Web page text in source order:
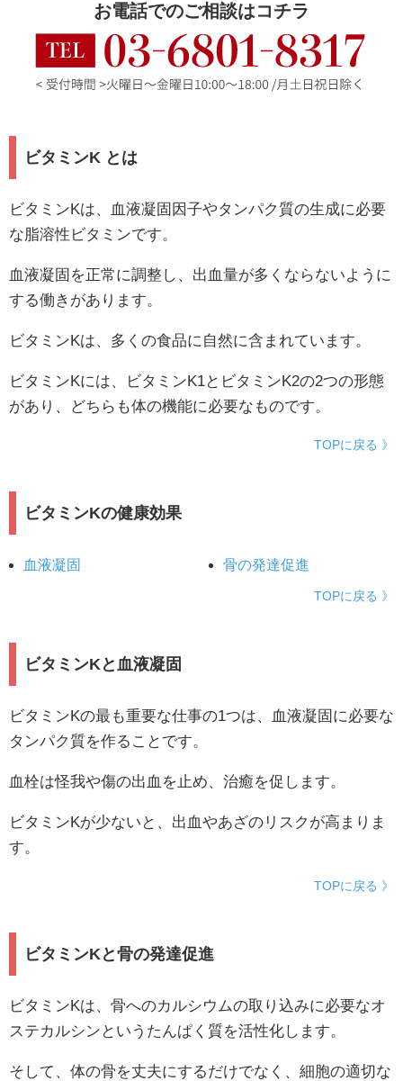
お電話でのご相談はコチラ
ビタミンK とは
ビタミンKは、血液凝固因子やタンパク質の生成に必要
な脂溶性ビタミンです。
血液凝固を正常に調整し、出血量が多くならないように
する働きがあります。
ビタミンKは、多くの食品に自然に含まれています。
ビタミンKには、ビタミンK1とビタミンK2の2つの形態
があり、どちらも体の機能に必要なものです。
TOPに戻る 》
ビタミンKの健康効果
血液凝固 骨の発達促進
TOPに戻る 》
ビタミンKと血液凝固
ビタミンKの最も重要な仕事の1つは、血液凝固に必要な
タンパク質を作ることです。
血栓は怪我や傷の出血を止め、治癒を促します。
ビタミンKが少ないと、出血やあざのリスクが高まりま
す。
TOPに戻る 》
ビタミンKと骨の発達促進
ビタミンKは、骨へのカルシウムの取り込みに必要なオ
ステカルシンというたんぱく質を活性化します。
そして、体の骨を丈夫にするだけでなく、細胞の適切な